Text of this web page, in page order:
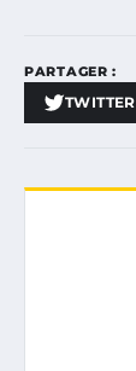
PARTAGER :
TWITTER